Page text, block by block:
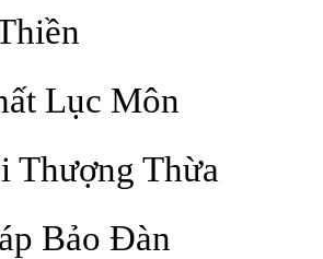
Lục Môn
Thượng Thừa
Bảo Đàn